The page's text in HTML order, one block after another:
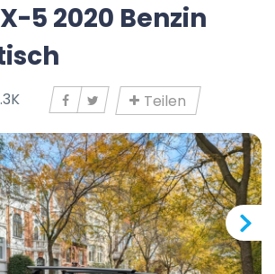
5 2020 Benzin
Teilen